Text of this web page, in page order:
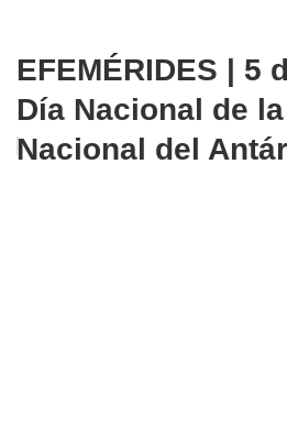
EFEMÉRIDES | 5
Día Nacional de
Nacional del